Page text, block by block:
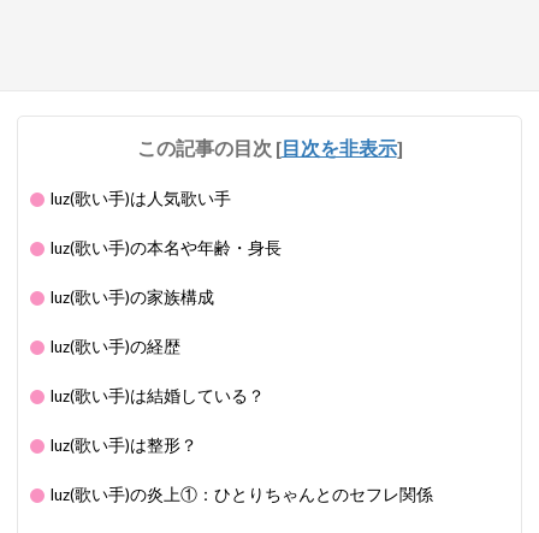
この記事の目次 [目次を非表示]
luz(歌い手)は人気歌い手
luz(歌い手)の本名や年齢・身長
luz(歌い手)の家族構成
luz(歌い手)の経歴
luz(歌い手)は結婚している？
luz(歌い手)は整形？
luz(歌い手)の炎上①：ひとりちゃんとのセフレ関係